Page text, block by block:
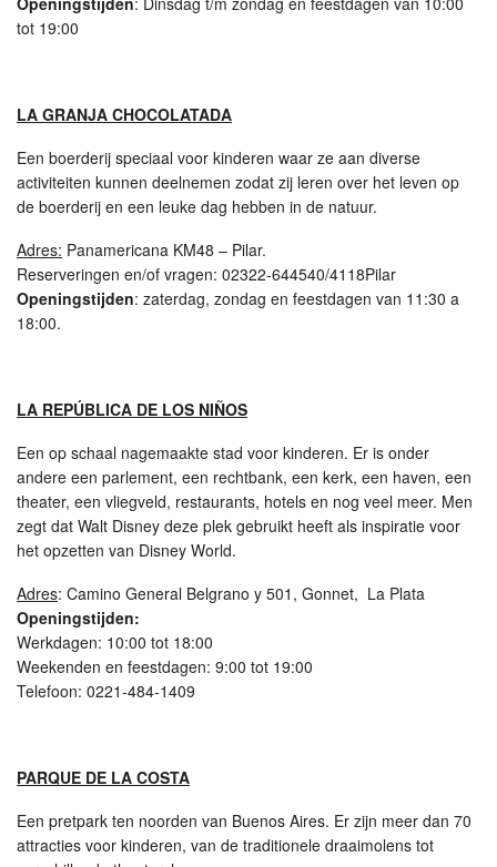
tot 19:00
LA GRANJA CHOCOLATADA
Een boerderij speciaal voor kinderen waar ze aan diverse
activiteiten kunnen deelnemen zodat zij leren over het leven op
de boerderij en een leuke dag hebben in de natuur.
Adres: Panamericana KM48 – Pilar.
Reserveringen en/of vragen: 02322-644540/4118Pilar
Openingstijden: zaterdag, zondag en feestdagen van 11:30 a
18:00.
LA REPÚBLICA DE LOS NIÑOS
Een op schaal nagemaakte stad voor kinderen. Er is onder
andere een parlement, een rechtbank, een kerk, een haven, een
theater, een vliegveld, restaurants, hotels en nog veel meer. Men
zegt dat Walt Disney deze plek gebruikt heeft als inspiratie voor
het opzetten van Disney World.
Adres: Camino General Belgrano y 501, Gonnet, La Plata
Openingstijden:
Werkdagen: 10:00 tot 18:00
Weekenden en feestdagen: 9:00 tot 19:00
Telefoon: 0221-484-1409
PARQUE DE LA COSTA
Een pretpark ten noorden van Buenos Aires. Er zijn meer dan 70
attracties voor kinderen, van de traditionele draaimolens tot